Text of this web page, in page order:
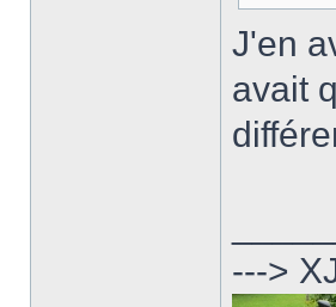
J'en
avait
--->